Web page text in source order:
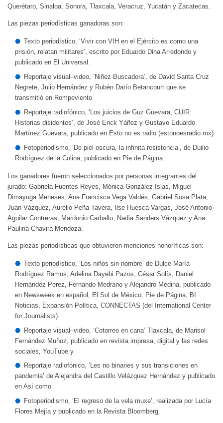
Querétaro, Sinaloa, Sonora, Tlaxcala, Veracruz, Yucatán y Zacatecas.
Las piezas periodísticas ganadoras son:
Texto periodístico, ‘Vivir con VIH en el Ejército es como una
prisión, relatan militares’, escrito por Eduardo Dina Arredondo y
publicado en El Universal.
Reportaje visual–video, ‘Niñez Buscadora’, de David Santa Cruz
Negrete, Julio Hernández y Rubén Darío Betancourt que se
transmitió en Rompeviento
Reportaje radiofónico, ‘Los juicios de Guz Guevara, CUIR:
Historias disidentes’, de José Erick Yáñez y Gustavo Eduardo
Martínez Guevara, publicado en Esto no es radio (estonoesradio.mx).
Fotoperiodismo, ‘De piel oscura, la infinita resistencia’, de Duilio
Rodríguez de la Colina, publicado en Pie de Página.
Los ganadores fueron seleccionados por personas integrantes del
jurado: Gabriela Fuentes Reyes, Mónica González Islas, Miguel
Dimayuga Meneses, Ana Francisca Vega Valdés, Gabriel Sosa Plata,
Juan Vázquez, Aurelio Peña Tavera, Ilse Huesca Vargas, José Antonio
Aguilar Contreras, Mardonio Carballo, Nadia Sanders Vázquez y Ana
Paulina Chavira Mendoza.
Las piezas periodísticas que obtuvieron menciones honoríficas son:
Texto periodístico, ‘Los niños sin nombre’ de Dulce María
Rodríguez Ramos, Adelina Dayebi Pazos, César Solís, Daniel
Hernández Pérez, Fernando Medrano y Alejandro Medina, publicado
en Newsweek en español, El Sol de México, Pie de Página, BI
Noticias, Expansión Política, CONNECTAS (del International Center
for Journalists).
Reportaje visual–video, ‘Cotorreo en cana’ Tlaxcala, de Marisol
Fernández Muñoz, publicado en revista impresa, digital y las redes
sociales, YouTube y
Reportaje radiofónico, ‘Les no binaries y sus transiciones en
pandemia’ de Alejandra del Castillo Velázquez Hernández y publicado
en Así como
Fotoperiodismo, ‘El regreso de la vela muxe’, realizada por Lucía
Flores Mejía y publicado en la Revista Bloomberg.